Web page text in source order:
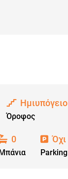
Ημιυπόγειο
Όροφος
0
Μπάνια
Όχι
Parking